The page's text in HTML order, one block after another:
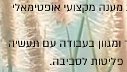
מקצועי אופטימאלי
ומגוון בעבודה עם תעשיה
לסביבה.